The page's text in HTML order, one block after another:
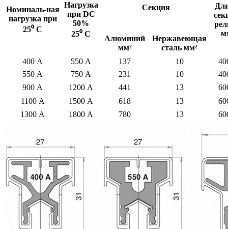
Номиналь-ная
нагрузка при
25⁰ С
Нагрузка
при DC
50%
25⁰ С
Секция
Алюминий
мм²
Нержавеющая
сталь мм²
400 А
550 А 137 10
550 А
750 А 231 10
900 А
1200 А 441 13
1100 А
1500 А 618 13
1300 А
1800 А 780 13